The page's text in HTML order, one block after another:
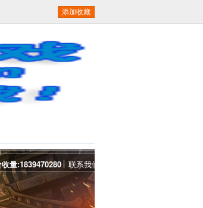
添加收藏